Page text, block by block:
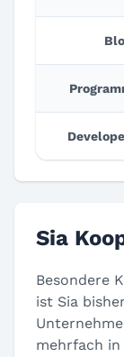
Sia
Besondere
ist Sia
mehrfach in